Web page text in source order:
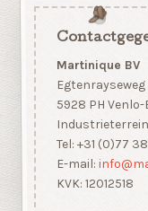
Martinique BV
Egtenrayseweg
5928 PH
Tel: +31 (0)77
E-mail:
KVK: 12012518